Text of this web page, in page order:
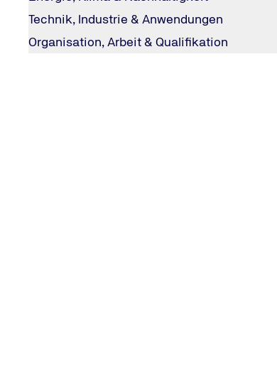
Technik, Industrie & Anwendungen
Organisation, Arbeit & Qualifikation
TÜV NORD – Ihr Partner für
Mit flexiblen Formaten und fundierter